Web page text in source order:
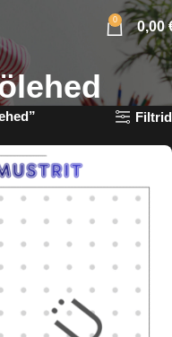
0 0,00
Filtrid